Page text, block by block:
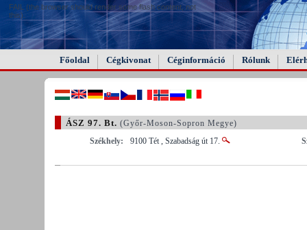
FAIL (the browser should render some flash content, not
this).
Főoldal Cégkivonat Céginformáció Rólunk
ÁSZ 97. Bt. (Győr-Moson-Sopron Megye)
Székhely:
9100 Tét , Szabadság út 17.